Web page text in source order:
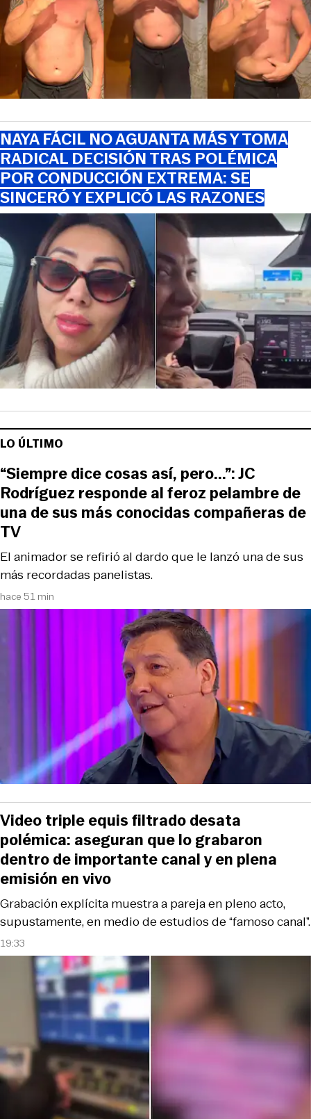
NAYA FÁCIL NO AGUANTA MÁS Y TOMA
RADICAL DECISIÓN TRAS POLÉMICA
POR CONDUCCIÓN EXTREMA: SE
SINCERÓ Y EXPLICÓ LAS RAZONES
LO ÚLTIMO
hace 51 min
El animador se refirió al dardo que le lanzó una de sus
más recordadas panelistas.
“Siempre dice cosas así, pero...”: JC
Rodríguez responde al feroz pelambre de
una de sus más conocidas compañeras de
TV
19:33
Grabación explícita muestra a pareja en pleno acto,
supustamente, en medio de estudios de “famoso canal”.
Video triple equis filtrado desata
polémica: aseguran que lo grabaron
dentro de importante canal y en plena
emisión en vivo